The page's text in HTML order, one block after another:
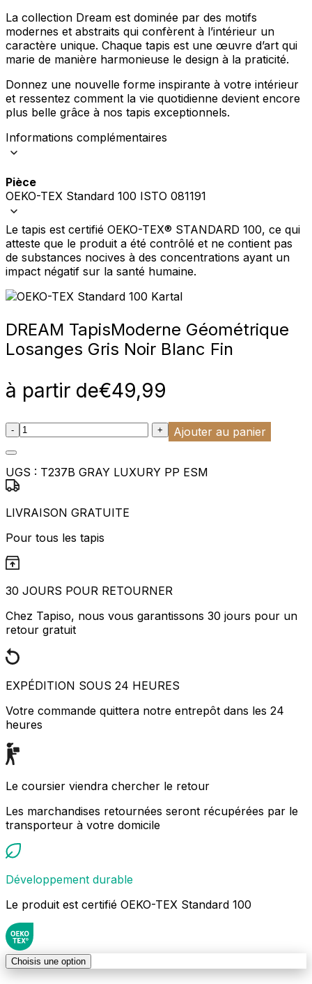
La collection Dream est dominée par des motifs
modernes et abstraits qui confèrent à l’intérieur un
caractère unique. Chaque tapis est une œuvre d’art qui
marie de manière harmonieuse le design à la praticité.
Donnez une nouvelle forme inspirante à votre intérieur
et ressentez comment la vie quotidienne devient encore
plus belle grâce à nos tapis exceptionnels.
Informations complémentaires
Pièce
OEKO-TEX Standard 100 ISTO 081191
Le tapis est certifié OEKO-TEX® STANDARD 100, ce qui
atteste que le produit a été contrôlé et ne contient pas
de substances nocives à des concentrations ayant un
impact négatif sur la santé humaine.
DREAM TapisModerne Géométrique
Losanges Gris Noir Blanc Fin
à partir de€49,99
:product_name quantity
- + Ajouter au panier
UGS : T237B GRAY LUXURY PP ESM
LIVRAISON GRATUITE
Pour tous les tapis
30 JOURS POUR RETOURNER
Chez Tapiso, nous vous garantissons 30 jours pour un
retour gratuit
EXPÉDITION SOUS 24 HEURES
Votre commande quittera notre entrepôt dans les 24
heures
Le coursier viendra chercher le retour
Les marchandises retournées seront récupérées par le
transporteur à votre domicile
Développement durable
Le produit est certifié OEKO-TEX Standard 100
Choisis une option